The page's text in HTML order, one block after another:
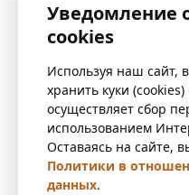
Уведомление
cookies
Используя наш сайт,
хранить куки
осуществляет сбор
использованием
Оставаясь на сайте,
Политики в
данных.